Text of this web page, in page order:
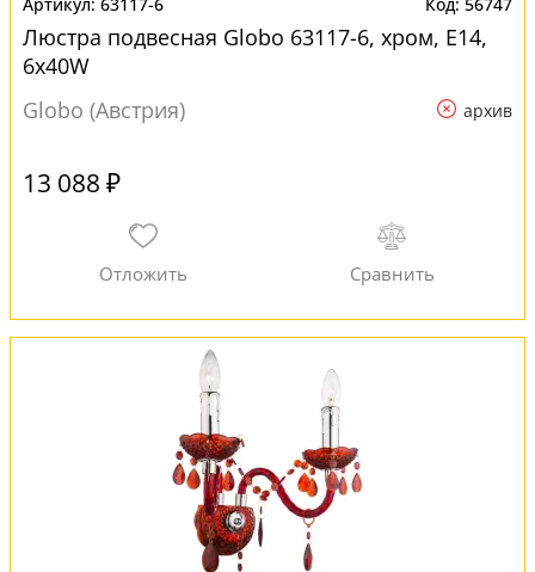
Люстра подвесная Globo 63117-6, хром, E14,
6x40W
Globo (Австрия)
архив
13 088 ₽